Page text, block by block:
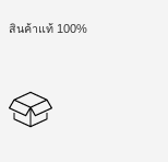
สินค้าแท้ 100%